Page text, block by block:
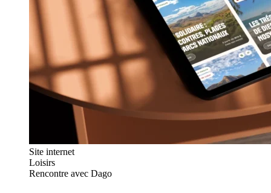
Site internet
Loisirs
Rencontre avec Dago